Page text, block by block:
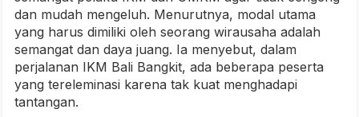
dan mudah mengeluh. Menurutnya, modal utama
yang harus dimiliki oleh seorang wirausaha adalah
semangat dan daya juang. Ia menyebut, dalam
perjalanan IKM Bali Bangkit, ada beberapa peserta
yang tereleminasi karena tak kuat menghadapi
tantangan.